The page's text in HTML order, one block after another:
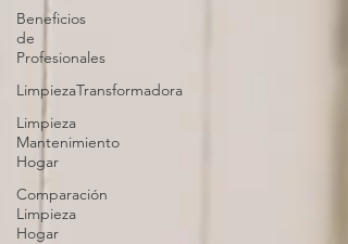
Beneficios
de
Profesionales
LimpiezaTransformadora
Limpieza
Mantenimiento
Hogar
Comparación
Limpieza
Hogar